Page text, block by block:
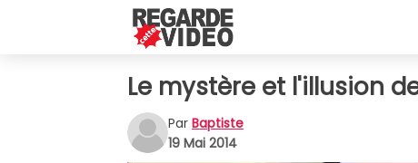
Le mystère et l'illusion
Par Baptiste
19 Mai 2014